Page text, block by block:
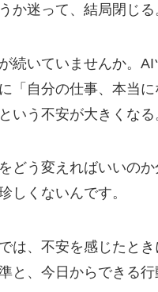
か迷って、結局閉じる
続いていませんか。
「自分の仕事、本当
いう不安が大きくなる
どう変えればいいの
しくないんです。
は、不安を感じたと
と、今日からできる行